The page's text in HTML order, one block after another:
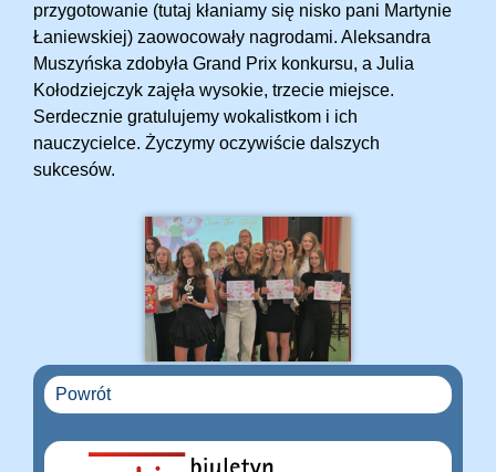
przygotowanie (tutaj kłaniamy się nisko pani Martynie
Łaniewskiej) zaowocowały nagrodami. Aleksandra
Muszyńska zdobyła Grand Prix konkursu, a Julia
Kołodziejczyk zajęła wysokie, trzecie miejsce.
Serdecznie gratulujemy wokalistkom i ich
nauczycielce. Życzymy oczywiście dalszych
sukcesów.
Powrót